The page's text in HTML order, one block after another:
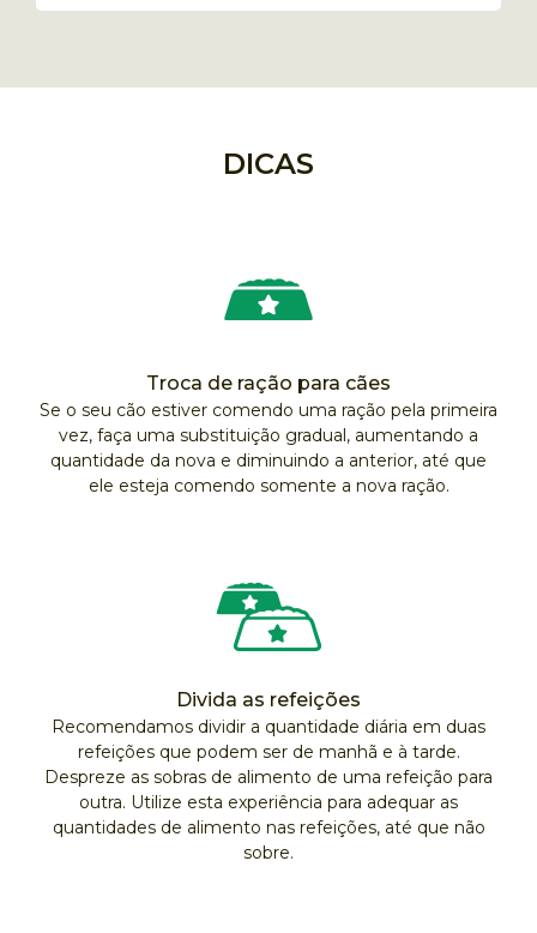
DICAS
Troca de ração para cães
Se o seu cão estiver comendo uma ração pela primeira
vez, faça uma substituição gradual, aumentando a
quantidade da nova e diminuindo a anterior, até que
ele esteja comendo somente a nova ração.
Divida as refeições
Recomendamos dividir a quantidade diária em duas
refeições que podem ser de manhã e à tarde.
Despreze as sobras de alimento de uma refeição para
outra. Utilize esta experiência para adequar as
quantidades de alimento nas refeições, até que não
sobre.